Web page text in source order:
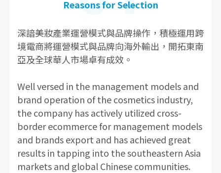
Reasons for Selection
深諳美妝產業運營模式與品牌操作，積極運用跨
境電商將運營模式與品牌向海外輸出，開拓東南
亞及全球華人市場卓有成效。
Well versed in the management models and
brand operation of the cosmetics industry,
the company has actively utilized cross-
border ecommerce for management models
and brands export and has achieved great
results in tapping into the southeastern Asia
markets and global Chinese communities.